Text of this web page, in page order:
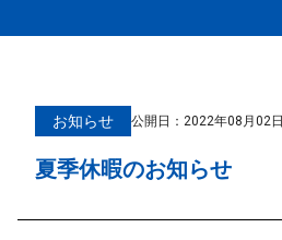
お知らせ 公開日： 2022年08月02日
夏季休暇のお知らせ